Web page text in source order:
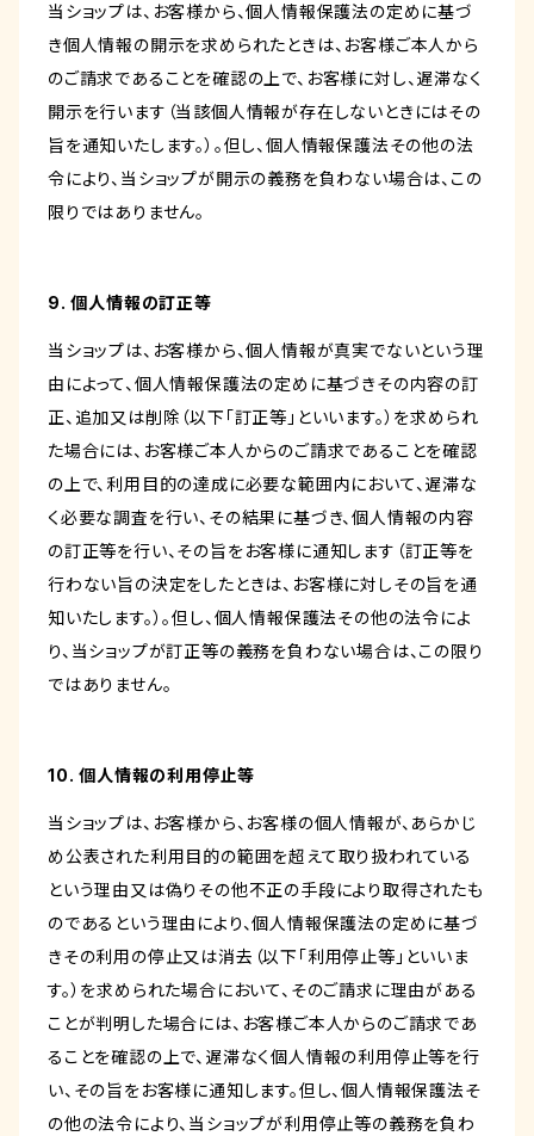
当ショップは、お客様から、個人情報保護法の定めに基づ
き個人情報の開示を求められたときは、お客様ご本人から
のご請求であることを確認の上で、お客様に対し、遅滞なく
開示を行います（当該個人情報が存在しないときにはその
旨を通知いたします。）。但し、個人情報保護法その他の法
令により、当ショップが開示の義務を負わない場合は、この
限りではありません。
9. 個人情報の訂正等
当ショップは、お客様から、個人情報が真実でないという理
由によって、個人情報保護法の定めに基づきその内容の訂
正、追加又は削除（以下「訂正等」といいます。）を求められ
た場合には、お客様ご本人からのご請求であることを確認
の上で、利用目的の達成に必要な範囲内において、遅滞な
く必要な調査を行い、その結果に基づき、個人情報の内容
の訂正等を行い、その旨をお客様に通知します（訂正等を
行わない旨の決定をしたときは、お客様に対しその旨を通
知いたします。）。但し、個人情報保護法その他の法令によ
り、当ショップが訂正等の義務を負わない場合は、この限り
ではありません。
10. 個人情報の利用停止等
当ショップは、お客様から、お客様の個人情報が、あらかじ
め公表された利用目的の範囲を超えて取り扱われている
という理由又は偽りその他不正の手段により取得されたも
のであるという理由により、個人情報保護法の定めに基づ
きその利用の停止又は消去（以下「利用停止等」といいま
す。）を求められた場合において、そのご請求に理由がある
ことが判明した場合には、お客様ご本人からのご請求であ
ることを確認の上で、遅滞なく個人情報の利用停止等を行
い、その旨をお客様に通知します。但し、個人情報保護法そ
の他の法令により、当ショップが利用停止等の義務を負わ